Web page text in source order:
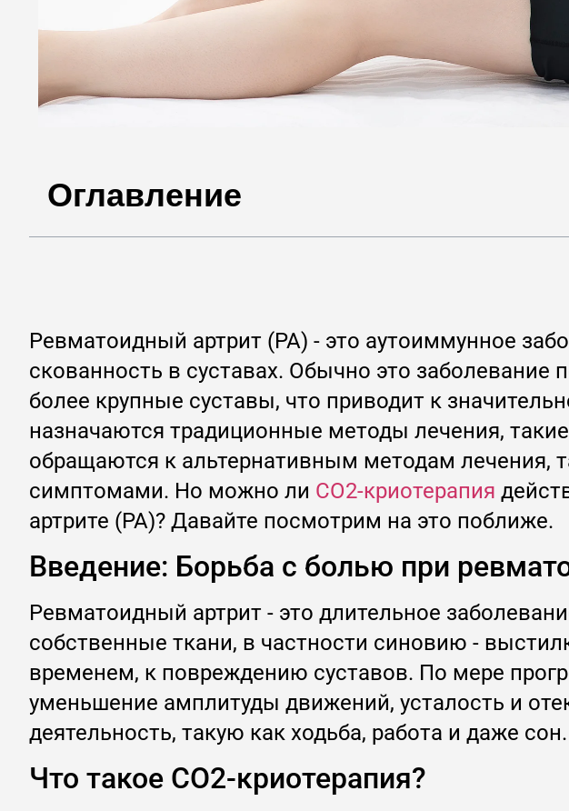
Оглавление
Ревматоидный артрит (РА) - это аутоиммунное
скованность в суставах. Обычно это заболевание
более крупные суставы, что приводит к
назначаются традиционные методы лечения,
обращаются к альтернативным методам лечения,
симптомами. Но можно ли CO2-криотерапия
артрите (РА)? Давайте посмотрим на это поближе.
Введение: Борьба с болью при
Ревматоидный артрит - это длительное
собственные ткани, в частности синовию -
временем, к повреждению суставов. По мере
уменьшение амплитуды движений, усталость и
деятельность, такую как ходьба, работа и даже сон.
Что такое CO2-криотерапия?